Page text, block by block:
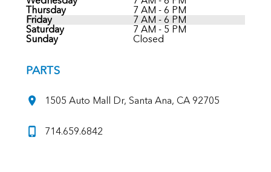
Thursday
7 AM - 6 PM
Friday
7 AM - 6 PM
Saturday
7 AM - 5 PM
Sunday
Closed
PARTS
1505 Auto Mall Dr, Santa Ana, CA 92705
714.659.6842